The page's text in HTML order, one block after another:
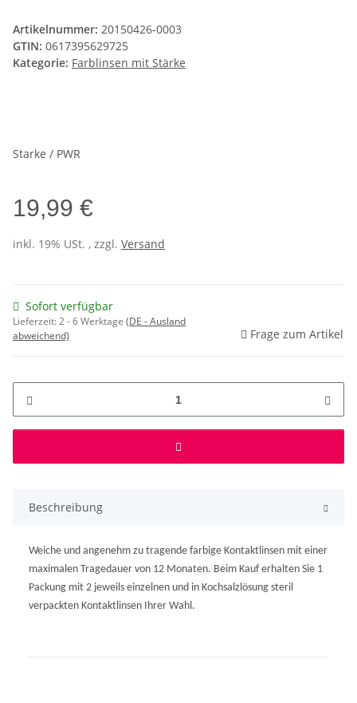
Artikelnummer: 20150426-0003
GTIN: 0617395629725
Kategorie: Farblinsen mit Stärke
Starke / PWR
19,99 €
inkl. 19% USt. , zzgl. Versand
Sofort verfügbar
Lieferzeit:2 - 6 Werktage (DE - Ausland
abweichend)
Frage zum Artikel
Beschreibung
Weiche und angenehm zu tragende farbige Kontaktlinsen mit einer
maximalen Tragedauer von 12 Monaten. Beim Kauf erhalten Sie 1
Packung mit 2 jeweils einzelnen und in Kochsalzlösung steril
verpackten Kontaktlinsen Ihrer Wahl.